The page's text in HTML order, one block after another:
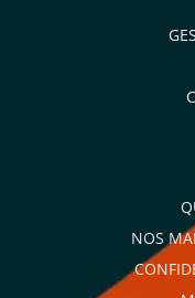
NOS